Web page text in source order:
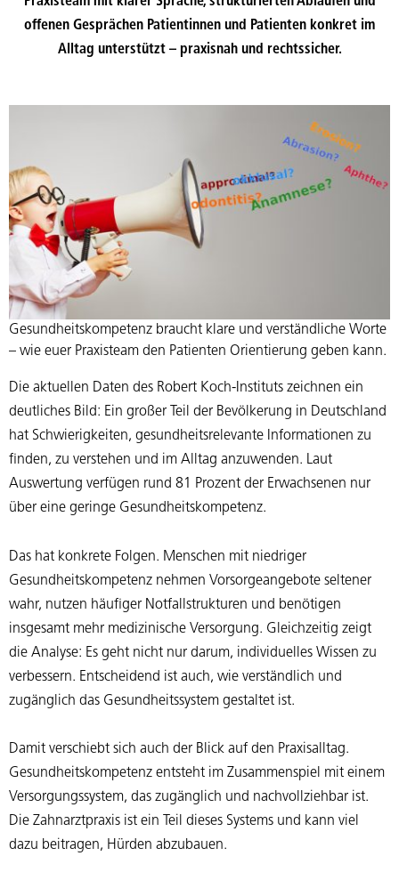
offenen Gesprächen Patientinnen und Patienten konkret im
Alltag unterstützt – praxisnah und rechtssicher.
Gesundheitskompetenz braucht klare und verständliche Worte
– wie euer Praxisteam den Patienten Orientierung geben kann.
Die aktuellen Daten des Robert Koch-Instituts zeichnen ein
deutliches Bild: Ein großer Teil der Bevölkerung in Deutschland
hat Schwierigkeiten, gesundheitsrelevante Informationen zu
finden, zu verstehen und im Alltag anzuwenden. Laut
Auswertung verfügen rund 81 Prozent der Erwachsenen nur
über eine geringe Gesundheitskompetenz.
Das hat konkrete Folgen. Menschen mit niedriger
Gesundheitskompetenz nehmen Vorsorgeangebote seltener
wahr, nutzen häufiger Notfallstrukturen und benötigen
insgesamt mehr medizinische Versorgung. Gleichzeitig zeigt
die Analyse: Es geht nicht nur darum, individuelles Wissen zu
verbessern. Entscheidend ist auch, wie verständlich und
zugänglich das Gesundheitssystem gestaltet ist.
Damit verschiebt sich auch der Blick auf den Praxisalltag.
Gesundheitskompetenz entsteht im Zusammenspiel mit einem
Versorgungssystem, das zugänglich und nachvollziehbar ist.
Die Zahnarztpraxis ist ein Teil dieses Systems und kann viel
dazu beitragen, Hürden abzubauen.